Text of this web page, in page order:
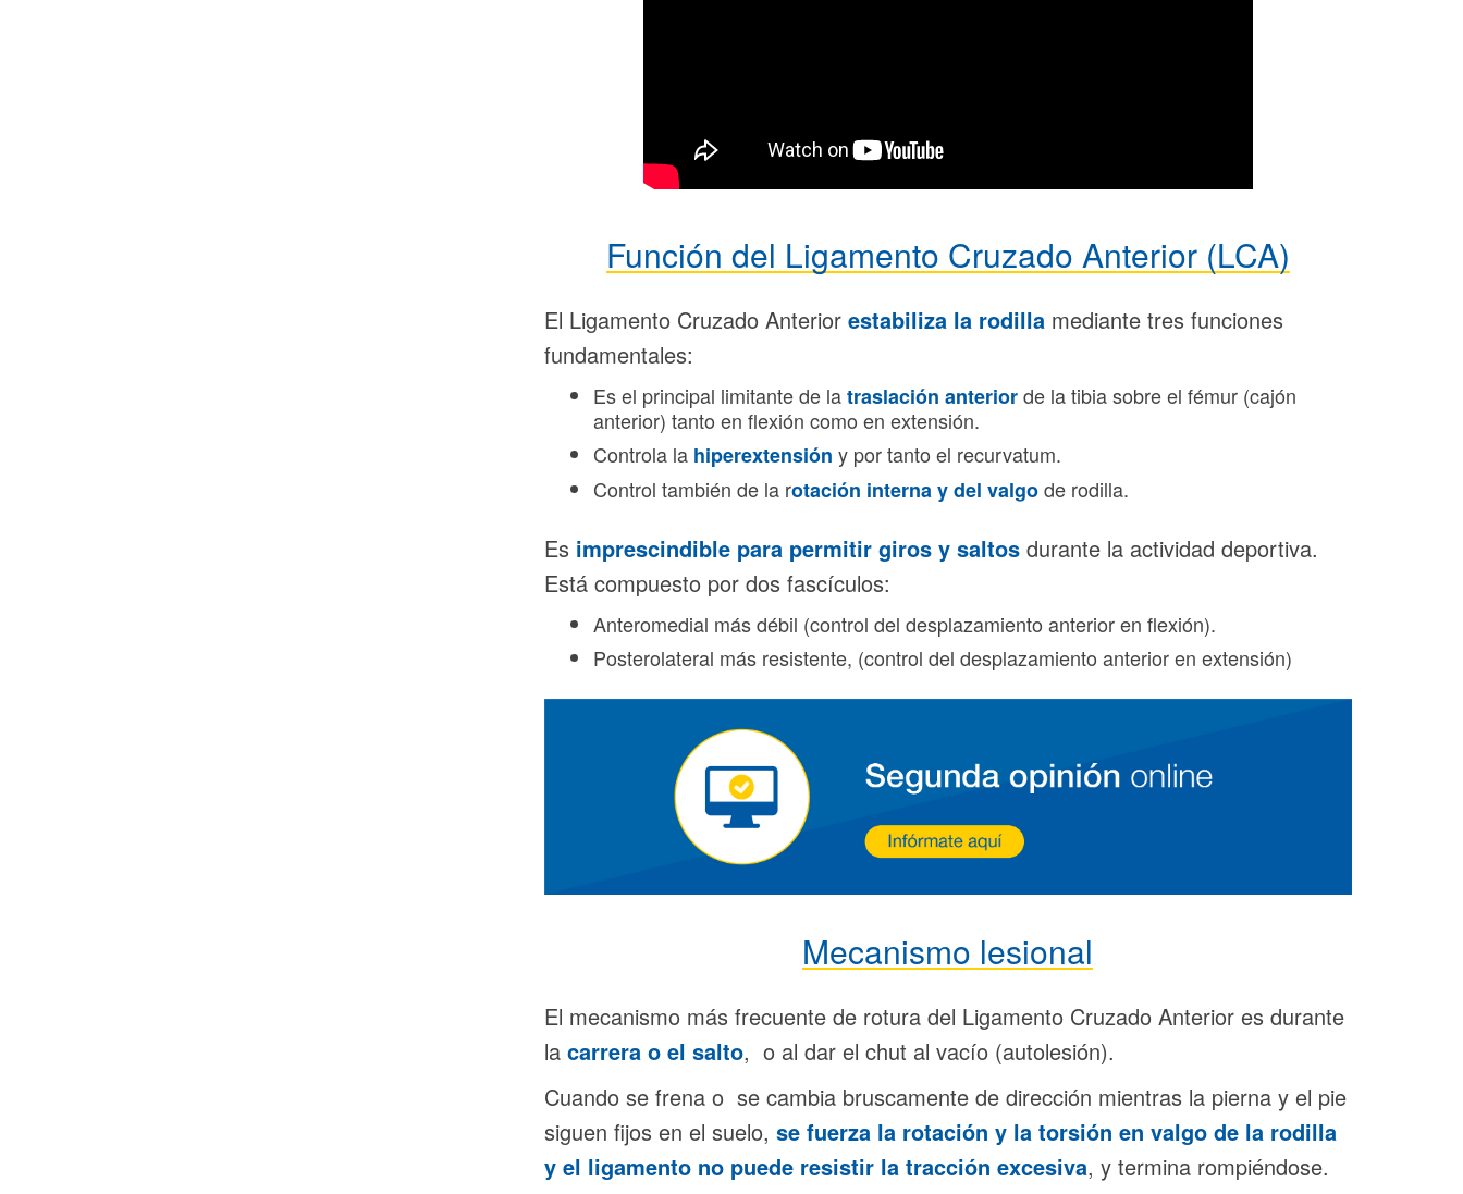
Función del Ligamento Cruzado Anterior (LCA)
El Ligamento Cruzado Anterior estabiliza la rodillamediante tres funciones
fundamentales:
Es el principal limitante de latraslación anteriorde la tibia sobre el fémur (cajón
anterior) tanto en flexión como en extensión.
Controla la hiperextensión y por tanto el recurvatum.
Control también de la rotación interna y del valgode rodilla.
Es imprescindible para permitir giros y saltosdurante la actividad deportiva.
Está compuesto por dos fascículos:
Anteromedial más débil (control del desplazamiento anterior en flexión).
Posterolateral más resistente, (control del desplazamiento anterior en extensión)
Mecanismo lesional
El mecanismo más frecuente de rotura del Ligamento Cruzado Anterior es durante
la carrera o el salto, o al dar el chut al vacío (autolesión).
Cuando se frena o se cambia bruscamente de dirección mientras la pierna y el pie
siguen fijos en el suelo, se fuerza la rotación y la torsión en valgo de la rodilla
y el ligamento no puede resistir la tracción excesiva, y termina rompiéndose.